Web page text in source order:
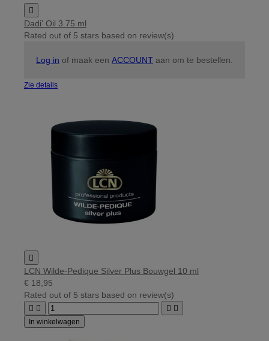

Dadi' Oil 3.75 ml
Rated out of 5 stars based on review(s)
Log in of maak een ACCOUNT aan om te bestellen.
Zie details

LCN Wilde-Pedique Silver Plus Bouwgel 10 ml
€ 18,95
Rated out of 5 stars based on review(s)
   
In winkelwagen